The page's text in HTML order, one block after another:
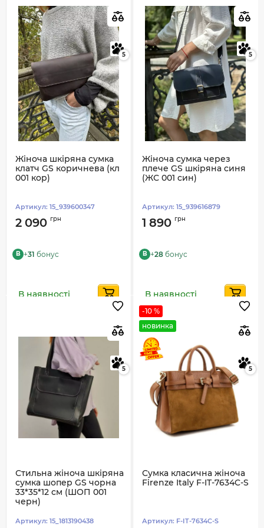
5
Жіноча шкіряна сумка
клатч GS коричнева (кл
001 кор)
Артикул: 15_939600347
2 090 грн
B +31 бонус
В наявності
5
Жіноча сумка через
плече GS шкіряна синя
(ЖС 001 син)
Артикул: 15_939616879
1 890 грн
B +28 бонус
В наявності
5
Стильна жіноча шкіряна
сумка шопер GS чорна
33*35*12 см (ШОП 001
черн)
Артикул: 15_1813190438
-10 %
новинка
5
Сумка класична жіноча
Firenze Italy F-IT-7634C-S
Артикул: F-IT-7634C-S